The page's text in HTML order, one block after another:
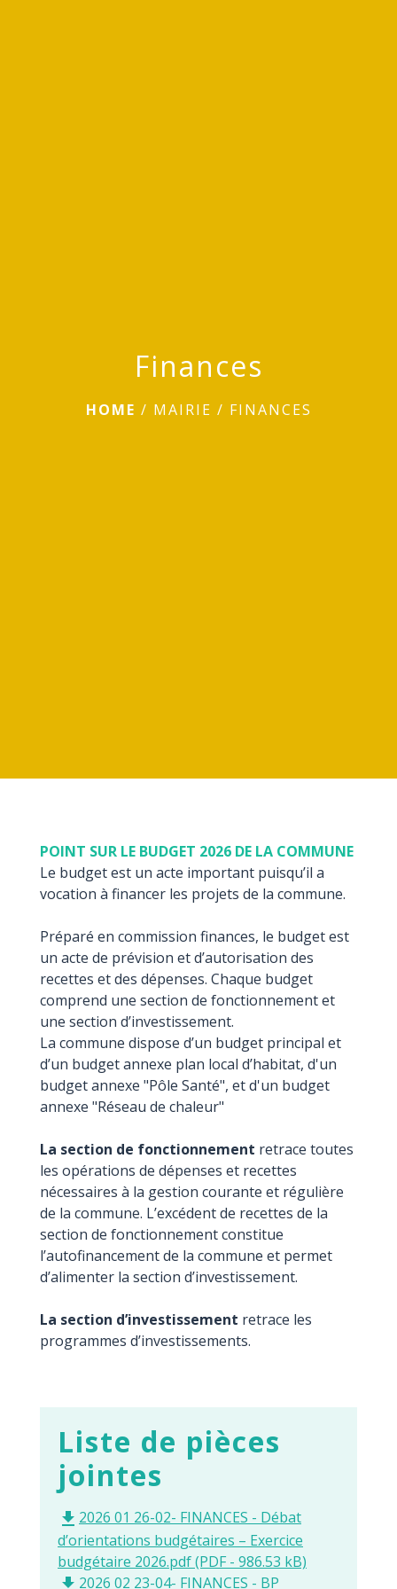
Finances
HOME / MAIRIE / FINANCES
POINT SUR LE BUDGET 2026 DE LA COMMUNE
Le budget est un acte important puisqu’il a
vocation à financer les projets de la commune.
Préparé en commission finances, le budget est
un acte de prévision et d’autorisation des
recettes et des dépenses. Chaque budget
comprend une section de fonctionnement et
une section d’investissement.
La commune dispose d’un budget principal et
d’un budget annexe plan local d’habitat, d'un
budget annexe "Pôle Santé", et d'un budget
annexe "Réseau de chaleur"
La section de fonctionnement retrace toutes
les opérations de dépenses et recettes
nécessaires à la gestion courante et régulière
de la commune. L’excédent de recettes de la
section de fonctionnement constitue
l’autofinancement de la commune et permet
d’alimenter la section d’investissement.
La section d’investissement retrace les
programmes d’investissements.
Liste de pièces
jointes
file_download 2026 01 26-02- FINANCES - Débat
d’orientations budgétaires – Exercice
budgétaire 2026.pdf (PDF - 986.53 kB)
file_download 2026 02 23-04- FINANCES - BP